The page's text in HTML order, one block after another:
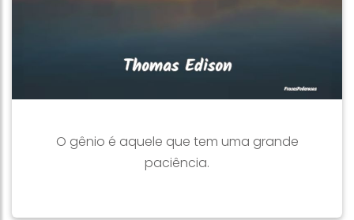
O gênio é aquele que tem uma grande
paciência.